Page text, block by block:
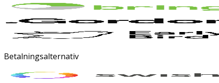
Betalningsalternativ